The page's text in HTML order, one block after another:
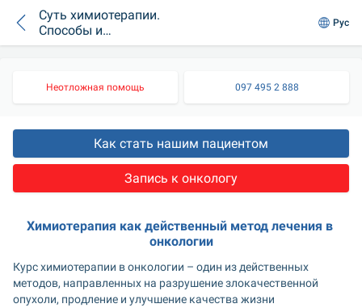
Суть химиотерапии.
Способы и
побочные эффекты
Рус
Неотложная помощь 097 495 2 888
Как стать нашим пациентом
Запись к онкологу
Химиотерапия как действенный метод лечения в
онкологии
Курс химиотерапии в онкологии – один из действенных
методов, направленных на разрушение злокачественной
опухоли, продление и улучшение качества жизни